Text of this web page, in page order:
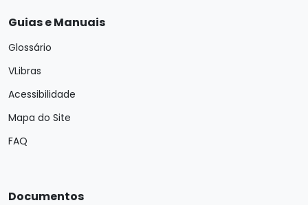
Guias e Manuais
Glossário
VLibras
Acessibilidade
Mapa do Site
FAQ
Documentos